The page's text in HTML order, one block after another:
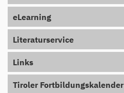
eLearning
Literaturservice
Links
Tiroler Fortbildungskalender